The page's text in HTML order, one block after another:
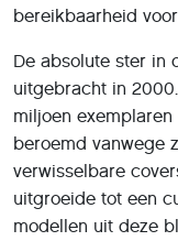
bereikbaarheid
De absolute ster in
uitgebracht in
miljoen
beroemd vanwege
verwisselbare
uitgroeide tot een
modellen uit deze